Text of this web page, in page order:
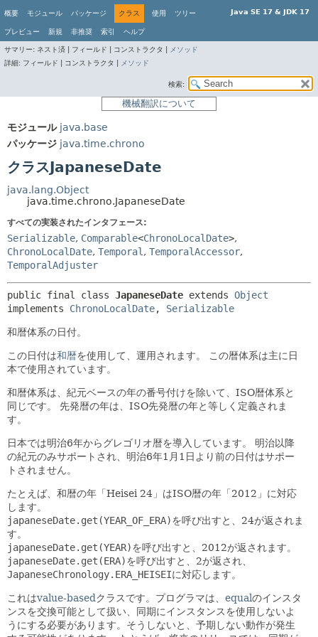
Java SE 17 & JDK 17
概要 モジュール パッケージ クラス 使用 ツリー
プレビュー 新規 非推奨 索引 ヘルプ
サマリー: ネスト済 | フィールド | コンストラクタ |
メソッド
詳細: フィールド | コンストラクタ | メソッド
検索:
機械翻訳について
モジュール java.base
パッケージ java.time.chrono
クラスJapaneseDate
java.lang.Object
java.time.chrono.JapaneseDate
すべての実装されたインタフェース:
Serializable, Comparable<ChronoLocalDate>,
ChronoLocalDate, Temporal , TemporalAccessor,
TemporalAdjuster
public final class JapaneseDate extends Object
implements ChronoLocalDate, Serializable
和暦体系の日付。
この日付は和暦を使用して、運用されます。
この暦体系は主に日
本で使用されています。
和暦体系は、紀元ベースの年の番号付けを除いて、ISO暦体系と
同じです。
先発暦の年は、ISO先発暦の年と等しく定義されま
す。
日本では明治6年からグレゴリオ暦を導入しています。
明治以降
の紀元のみサポートされ、明治6年1月1日より前の日付はサポー
トされません。
たとえば、和暦の年「Heisei 24」はISO暦の年「2012」に対応
します。
japaneseDate.get(YEAR_OF_ERA)を呼び出すと、24が返されま
す。
japaneseDate.get(YEAR)を呼び出すと、2012が返されます。
japaneseDate.get(ERA)を呼び出すと、2が返され、
JapaneseChronology.ERA_HEISEIに対応します。
これはvalue-based クラスです。プログラマは、 equalのインスタ
ンスを交換可能として扱い、同期にインスタンスを使用しないよ
うにする必要があります。そうしないと、予期しない動作が発生